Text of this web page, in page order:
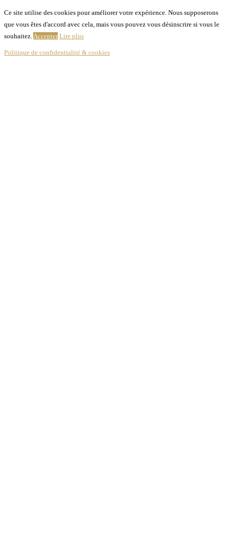
Ce site utilise des cookies pour améliorer votre expérience. Nous supposerons
que vous êtes d'accord avec cela, mais vous pouvez vous désinscrire si vous le
souhaitez.Accepter Lire plus
Politique de confidentialité & cookies